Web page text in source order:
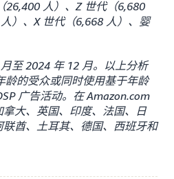
26,400 人）、Z 世代（6,680
）、X 世代（6,668 人）、婴
至 2024 年 12 月。以上分析
龄的受众或同时使用基于年龄
广告活动。在 Amazon.com
大、英国、印度、法国、日
酋、土耳其、德国、西班牙和